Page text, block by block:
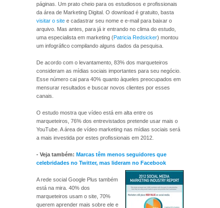
páginas. Um prato cheio para os estudiosos e profissionais
da área de Marketing Digital. O download é gratuito, basta
visitar o site e cadastrar seu nome e e-mail para baixar o
arquivo. Mas antes, para já ir entrando no clima do estudo,
uma especialista em marketing (Patricia Redsicker) montou
um infográfico compilando alguns dados da pesquisa.
De acordo com o levantamento, 83% dos marqueteiros
consideram as mídias sociais importantes para seu negócio.
Esse número cai para 40% quanto àqueles preocupados em
mensurar resultados e buscar novos clientes por esses
canais.
O estudo mostra que vídeo está em alta entre os
marqueteiros, 76% dos entrevistados pretende usar mais o
YouTube. A área de vídeo marketing nas mídias sociais será
a mais investida por estes profissionais em 2012.
- Veja também: Marcas têm menos seguidores que
celebridades no Twitter, mas lideram no Facebook
A rede social Google Plus também
está na mira. 40% dos
marqueteiros usam o site, 70%
querem aprender mais sobre ele e